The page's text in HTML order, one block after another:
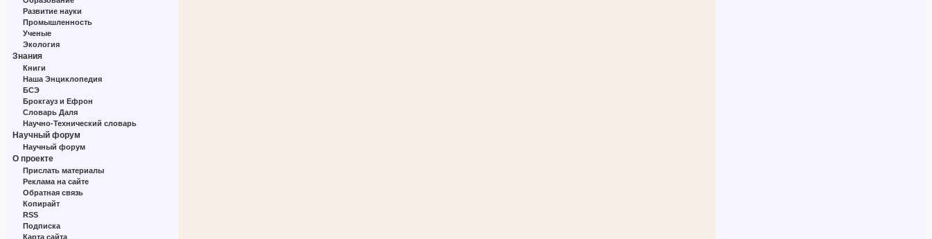
Развитие науки
Промышленность
Ученые
Экология
Знания
Книги
Наша Энциклопедия
БСЭ
Брокгауз и Ефрон
Словарь Даля
Научно-Технический словарь
Научный форум
Научный форум
О проекте
Прислать материалы
Реклама на сайте
Обратная связь
Копирайт
RSS
Подписка
Карта сайта